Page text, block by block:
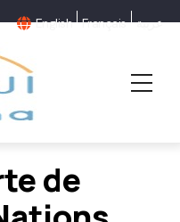
English Français عربية
de